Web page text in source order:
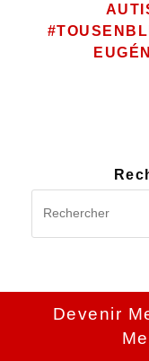
Devenir